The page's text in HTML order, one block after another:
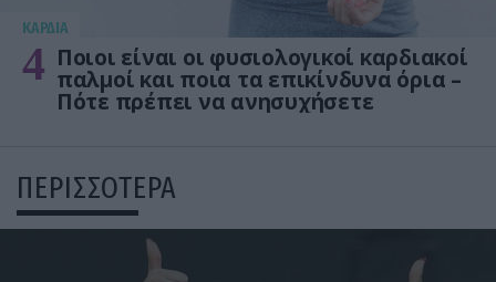
KΑΡΔΙΑ
4 Ποιοι είναι οι φυσιολογικοί καρδιακοί
παλμοί και ποια τα επικίνδυνα όρια –
Πότε πρέπει να ανησυχήσετε
ΠΕΡΙΣΣΟΤΕΡΑ